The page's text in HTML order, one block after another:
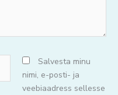
Salvesta minu
nimi, e-posti- ja
veebiaadress sellesse